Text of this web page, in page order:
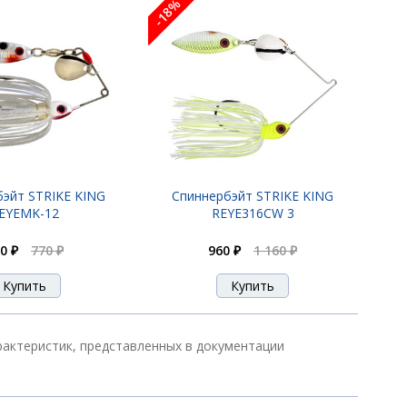
STRIKE KING
12
₽ 770 ₽
-18%
Спиннербэйт STRIKE KING
REYE316CW 3
960 ₽ 1 160 ₽
представленных в документации